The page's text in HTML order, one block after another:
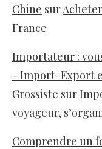
Chine sur
France
Importateur :
- Import-Export
Grossiste sur
voyageur,
Comprendre un